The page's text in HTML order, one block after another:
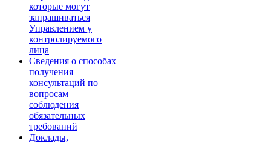
которые могут
запрашиваться
Управлением у
контролируемого
лица
Сведения о способах
получения
консультаций по
вопросам
соблюдения
обязательных
требований
Доклады,